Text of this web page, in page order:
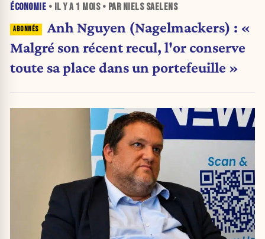
ÉCONOMIE • IL Y A 1 MOIS• PAR NIELS SAELENS
Anh Nguyen (Nagelmackers) : «
Malgré son récent recul, l'or conserve
toute sa place dans un portefeuille »